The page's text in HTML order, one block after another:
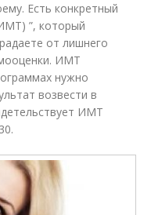
Есть конкретный
”, который
от лишнего
ИМТ
нужно
возвести в
ИМТ